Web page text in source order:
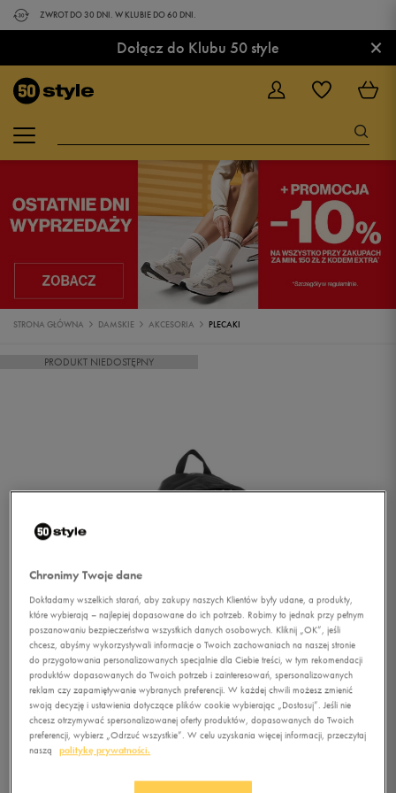
ZWROT DO 30 DNI. W KLUBIE DO 60 DNI.
Dołącz do Klubu 50 style ×
STRONA GŁÓWNA DAMSKIE AKCESORIA PLECAKI
PRODUKT NIEDOSTĘPNY
1/3
Chronimy Twoje dane
Dokładamy wszelkich starań, aby zakupy naszych Klientów były udane, a produkty,
które wybierają – najlepiej dopasowane do ich potrzeb. Robimy to jednak przy pełnym
poszanowaniu bezpieczeństwa wszystkich danych osobowych. Kliknij „OK”, jeśli
chcesz, abyśmy wykorzystywali informacje o Twoich zachowaniach na naszej stronie
do przygotowania personalizowanych specjalnie dla Ciebie treści, w tym rekomendacji
produktów dopasowanych do Twoich potrzeb i zainteresowań, spersonalizowanych
reklam czy zapamiętywanie wybranych preferencji. W każdej chwili możesz zmienić
swoją decyzję i ustawienia dotyczące plików cookie wybierając „Dostosuj”. Jeśli nie
chcesz otrzymywać spersonalizowanej oferty produktów, dopasowanych do Twoich
preferencji, wybierz „Odrzuć wszystkie”. W celu uzyskania więcej informacji, przeczytaj
naszą
politykę prywatności.